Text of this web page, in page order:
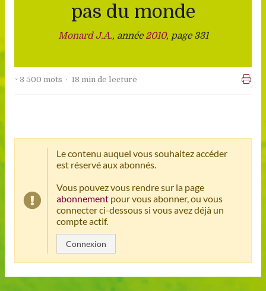
pas du monde
Monard J.A., année 2010, page 331
~ 3 500 mots · 18 min de lecture
Le contenu auquel vous souhaitez accéder
est réservé aux abonnés.
Vous pouvez vous rendre sur la page
abonnementpour vous abonner, ou vous
connecter ci-dessous si vous avez déjà un
compte actif.
Connexion